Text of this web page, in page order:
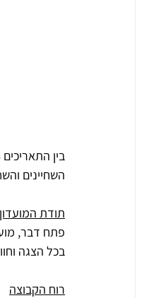
השחיינים
תודת המועדון
פתח דבר,
בכל הצגה
רוח הקבוצה